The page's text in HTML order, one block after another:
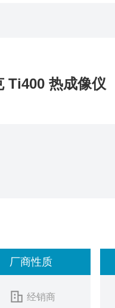
Ti400 热成像仪
融入红外热像仪，无论
内*利用激光测距的高精
厂商性质
经销商